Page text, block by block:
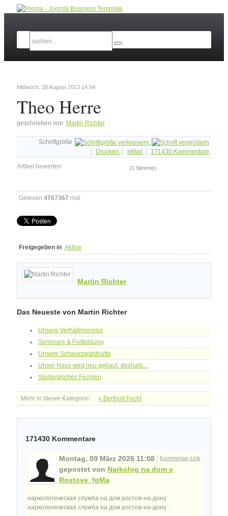
Mittwoch, 28 August 2013 14:54
Theo Herre
geschrieben von Martin Richter
Schriftgröße
Drucken
eMail 171430 Kommentare
Artikel bewerten (1 Stimme)
Gelesen 4767367 mal
Freigegeben in Aktive
Martin Richter
Das Neueste von Martin Richter
Unsere Verhältniscorps
Seminare & Fortbildung
Unsere Schwarzwaldhütte
Unser Haus wird neu gebaut, deshalb...
Studentisches Fechten
Mehr in dieser Kategorie: « Bertholt Fecht
171430 Kommentare
Kommentar-Link
Montag, 09 März 2026 11:08
gepostet von Narkolog na dom v
Rostove_fgMa
наркологическая служба на дом ростов-на-дону
наркологическая служба на дом ростов-на-дону .